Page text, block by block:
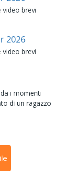
brevi
2026
brevi
i momenti
di un ragazzo